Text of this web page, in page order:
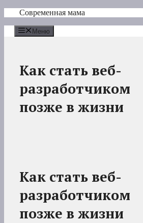
Перейти
содержимому
Современная мама
Меню
Как стать веб-
разработчиком
позже в жизни
Как стать веб-
разработчиком
позже в жизни